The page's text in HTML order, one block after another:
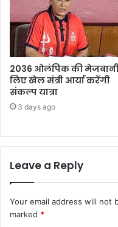
2036 ओलंपिक की
लिए खेल मंत्री आर्या करेंगी
संकल्प यात्रा
3 days ago
Leave a Reply
Your email address will not
marked *